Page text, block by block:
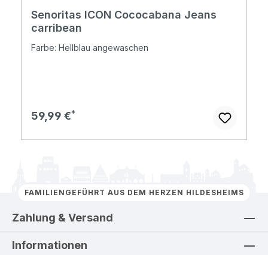
Senoritas ICON Cococabana Jeans
carribean
Farbe: Hellblau angewaschen
Regulärer Preis:
59,99 €
FAMILIENGEFÜHRT AUS DEM HERZEN HILDESHEIMS
Zahlung & Versand
Informationen